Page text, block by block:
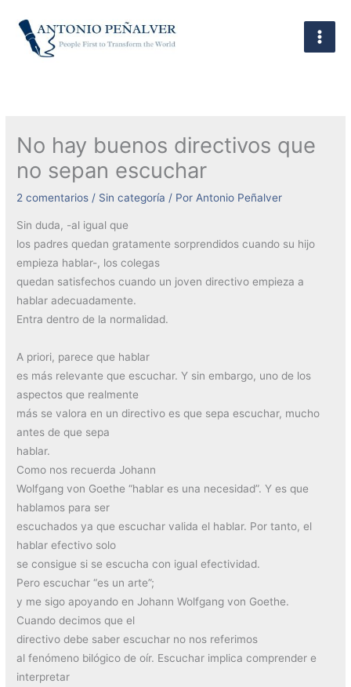
contenido
No hay buenos directivos que
no sepan escuchar
2 comentarios / Sin categoría / Por Antonio Peñalver
Sin duda, -al igual que
los padres quedan gratamente sorprendidos cuando su hijo
empieza hablar-, los colegas
quedan satisfechos cuando un joven directivo empieza a
hablar adecuadamente.
Entra dentro de la normalidad.
A priori, parece que hablar
es más relevante que escuchar. Y sin embargo, uno de los
aspectos que realmente
más se valora en un directivo es que sepa escuchar, mucho
antes de que sepa
hablar.
Como nos recuerda Johann
Wolfgang von Goethe “hablar es una necesidad”. Y es que
hablamos para ser
escuchados ya que escuchar valida el hablar. Por tanto, el
hablar efectivo solo
se consigue si se escucha con igual efectividad.
Pero escuchar “es un arte”;
y me sigo apoyando en Johann Wolfgang von Goethe.
Cuando decimos que el
directivo debe saber escuchar no nos referimos
al fenómeno bilógico de oír. Escuchar implica comprender e
interpretar